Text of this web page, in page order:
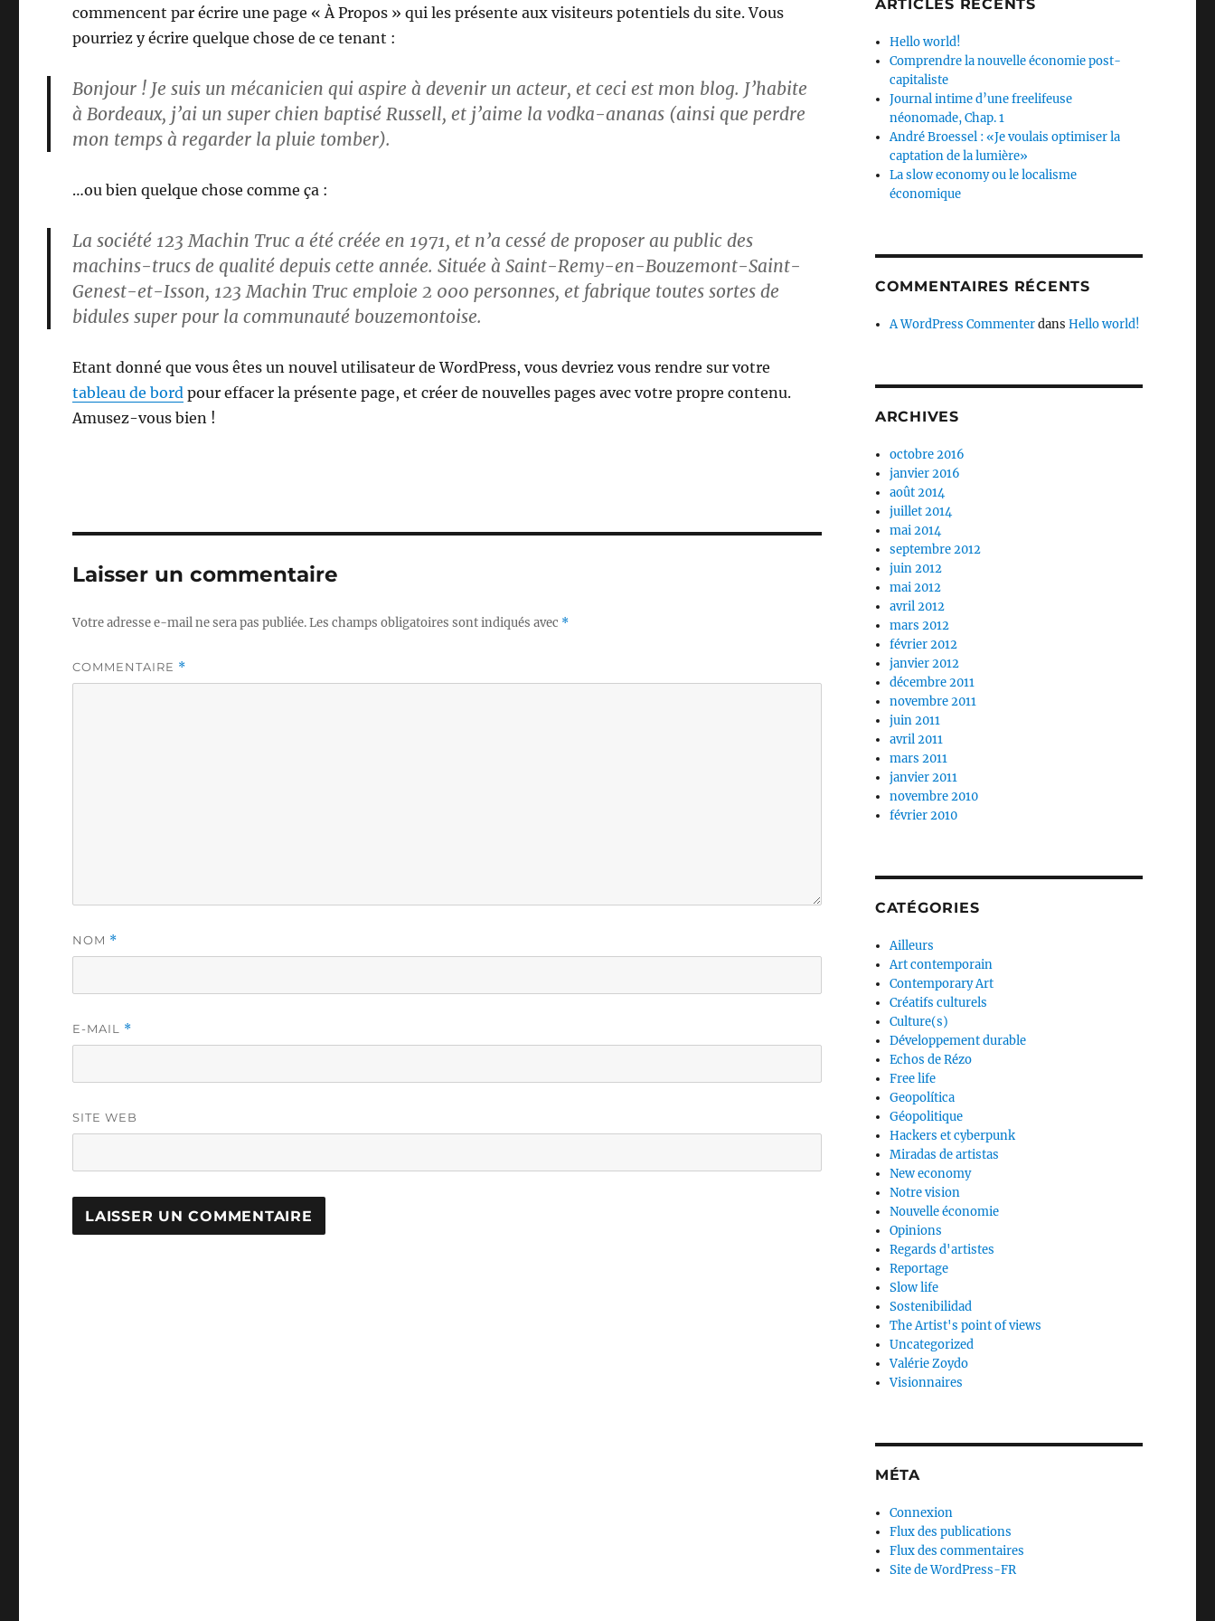
commencent par écrire une page « À Propos » qui les présente aux visiteurs potentiels du site. Vous
pourriez y écrire quelque chose de ce tenant :
Bonjour ! Je suis un mécanicien qui aspire à devenir un acteur, et ceci est mon blog. J’habite
à Bordeaux, j’ai un super chien baptisé Russell, et j’aime la vodka-ananas (ainsi que perdre
mon temps à regarder la pluie tomber).
…ou bien quelque chose comme ça :
La société 123 Machin Truc a été créée en 1971, et n’a cessé de proposer au public des
machins-trucs de qualité depuis cette année. Située à Saint-Remy-en-Bouzemont-Saint-
Genest-et-Isson, 123 Machin Truc emploie 2 000 personnes, et fabrique toutes sortes de
bidules super pour la communauté bouzemontoise.
Etant donné que vous êtes un nouvel utilisateur de WordPress, vous devriez vous rendre sur votre
tableau de bord pour effacer la présente page, et créer de nouvelles pages avec votre propre contenu.
Amusez-vous bien !
Laisser un commentaire
Votre adresse e-mail ne sera pas publiée.Les champs obligatoires sont indiqués avec *
COMMENTAIRE *
NOM *
E-MAIL *
SITE WEB
ARTICLES RÉCENTS
Hello world!
Comprendre la nouvelle économie post-
capitaliste
Journal intime d’une freelifeuse
néonomade, Chap. 1
André Broessel : «Je voulais optimiser la
captation de la lumière»
La slow economy ou le localisme
économique
COMMENTAIRES RÉCENTS
A WordPress CommenterdansHello world!
ARCHIVES
octobre 2016
janvier 2016
août 2014
juillet 2014
mai 2014
septembre 2012
juin 2012
mai 2012
avril 2012
mars 2012
février 2012
janvier 2012
décembre 2011
novembre 2011
juin 2011
avril 2011
mars 2011
janvier 2011
novembre 2010
février 2010
CATÉGORIES
Ailleurs
Art contemporain
Contemporary Art
Créatifs culturels
Culture(s)
Développement durable
Echos de Rézo
Free life
Geopolítica
Géopolitique
Hackers et cyberpunk
Miradas de artistas
New economy
Notre vision
Nouvelle économie
Opinions
Regards d'artistes
Reportage
Slow life
Sostenibilidad
The Artist's point of views
Uncategorized
Valérie Zoydo
Visionnaires
MÉTA
Connexion
Flux des publications
Flux des commentaires
Site de WordPress-FR